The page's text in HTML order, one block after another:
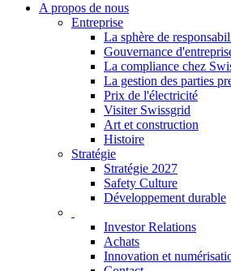
A propos de nous
Entreprise
La sphère de
Gouvernance
La compliance chez
La gestion des parties
Prix de l'électricité
Visiter Swissgrid
Art et construction
Histoire
Stratégie
Stratégie 2027
Safety Culture
Développement durable
Investor Relations
Achats
Innovation et